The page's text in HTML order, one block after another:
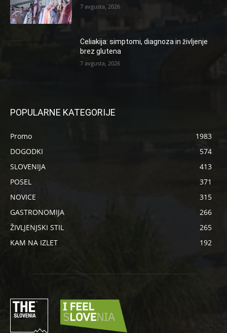
7 avgusta, 2026
Celiakija: simptomi, diagnoza in življenje
brez glutena
7 avgusta, 2026
POPULARNE KATEGORIJE
Promo
1983
DOGODKI
574
SLOVENIJA
413
POSEL
371
NOVICE
315
GASTRONOMIJA
266
ŽIVLJENJSKI STIL
265
KAM NA IZLET
192